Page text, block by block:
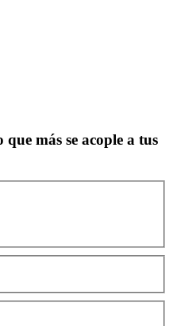
más se acople a tus